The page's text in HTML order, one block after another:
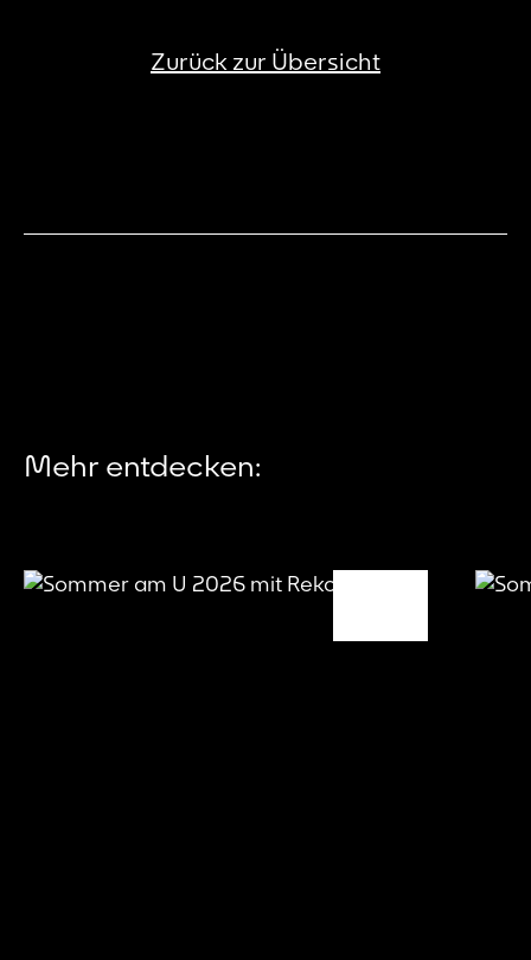
Zurück zur Übersicht
Mehr entdecken: